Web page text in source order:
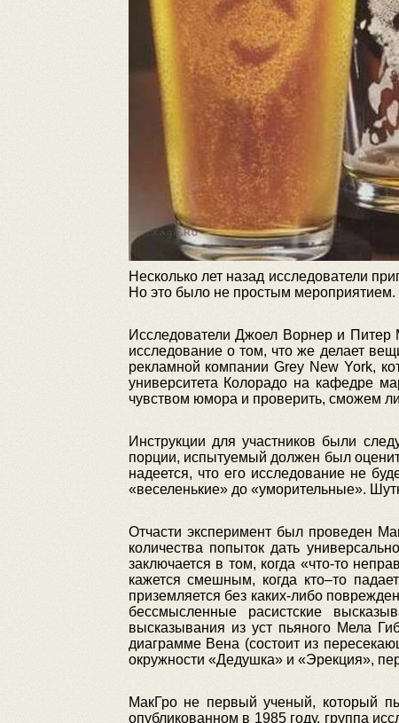
Несколько лет назад исследователи
Но это было не простым мероприятием.
Исследователи Джоел Ворнер и Питер
исследование о том, что же делает
рекламной компании Grey New York,
университета Колорадо на кафедре
чувством юмора и проверить, сможем
Инструкции для участников были
порции, испытуемый должен был
надеется, что его исследование не
«веселенькие» до «уморительные».
Отчасти эксперимент был проведен
количества попыток дать
заключается в том, когда «что-то
кажется смешным, когда кто–то
приземляется без каких-либо
бессмысленные расистские
высказывания из уст пьяного Мела
диаграмме Вена (состоит из
окружности «Дедушка» и «Эрекция»,
МакГро не первый ученый, который
опубликованном в 1985 году, группа